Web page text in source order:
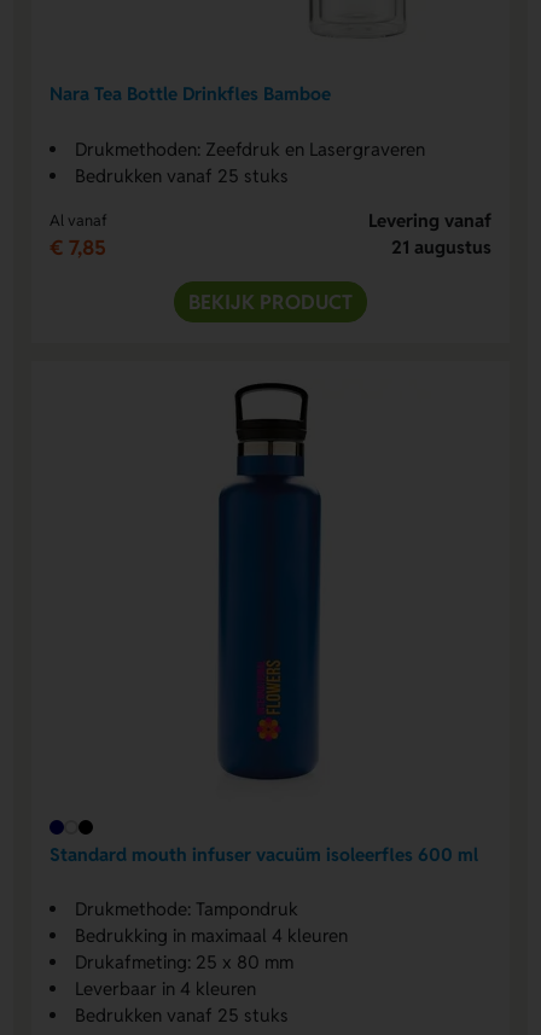
Nara Tea Bottle Drinkfles Bamboe
Drukmethoden: Zeefdruk en Lasergraveren
Bedrukken vanaf 25 stuks
Al vanaf
€ 7,85
Levering vanaf
21 augustus
BEKIJK PRODUCT
Standard mouth infuser vacuüm isoleerfles 600 ml
Drukmethode: Tampondruk
Bedrukking in maximaal 4 kleuren
Drukafmeting: 25 x 80 mm
Leverbaar in 4 kleuren
Bedrukken vanaf 25 stuks